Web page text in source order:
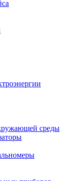
среды